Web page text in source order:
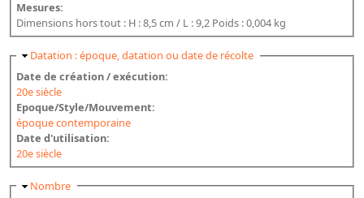
Mesures:
Dimensions hors tout : H : 8,5 cm / L : 9,2 Poids : 0,004 kg
Masquer
Datation : époque, datation ou date de récolte
Date de création / exécution:
20e siècle
Epoque/Style/Mouvement:
époque contemporaine
Date d'utilisation:
20e siècle
Masquer
Nombre